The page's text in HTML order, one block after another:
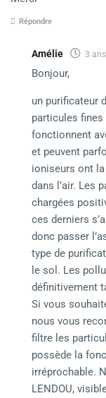
Répondre
Amélie 3
Bonjour,
un purificateur
particules fines
fonctionnent
et peuvent
ioniseurs ont
dans l’air. Les
chargées
ces derniers
donc passer
type de
le sol. Les
définitivement
Si vous
nous vous
filtre les
possède la
irréprochable.
LENDOU,